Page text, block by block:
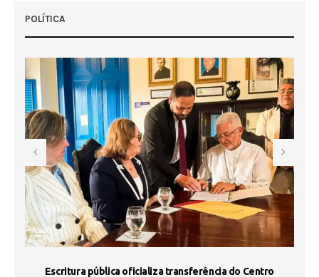
POLÍTICA
Escritura pública oficializa transferência do Centro